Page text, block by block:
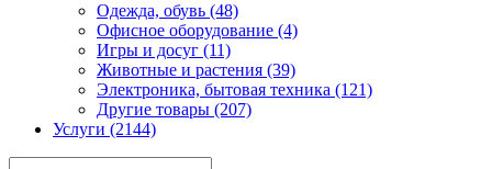
Одежда, обувь (48)
Офисное оборудование (4)
Игры и досуг (11)
Животные и растения (39)
Электроника, бытовая техника (121)
Другие товары (207)
Услуги (2144)